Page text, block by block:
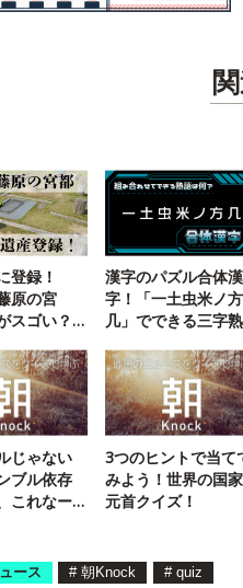
登録！
原の宮
スゴい？
漢字のパズル合体漢
字！「一土虫米ノ方
几」でできる三字熟
じゃない
ブル依存
これなー
3つのヒントで当て
みよう！世界の国家
元首クイズ！
ース # 朝Knock # quiz